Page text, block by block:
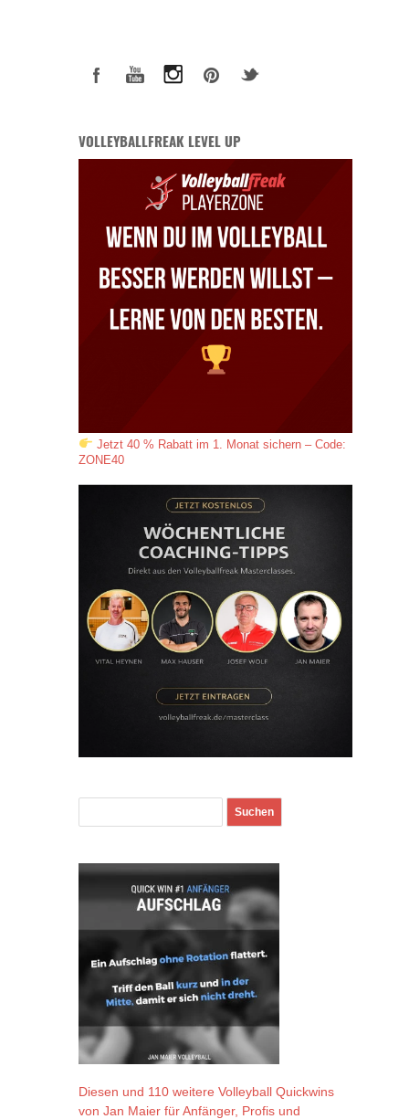
VOLLEYBALLFREAK LEVEL UP
Jetzt 40 % Rabatt im 1. Monat sichern – Code:
ZONE40
Diesen und 110 weitere Volleyball Quickwins
von Jan Maier für Anfänger, Profis und